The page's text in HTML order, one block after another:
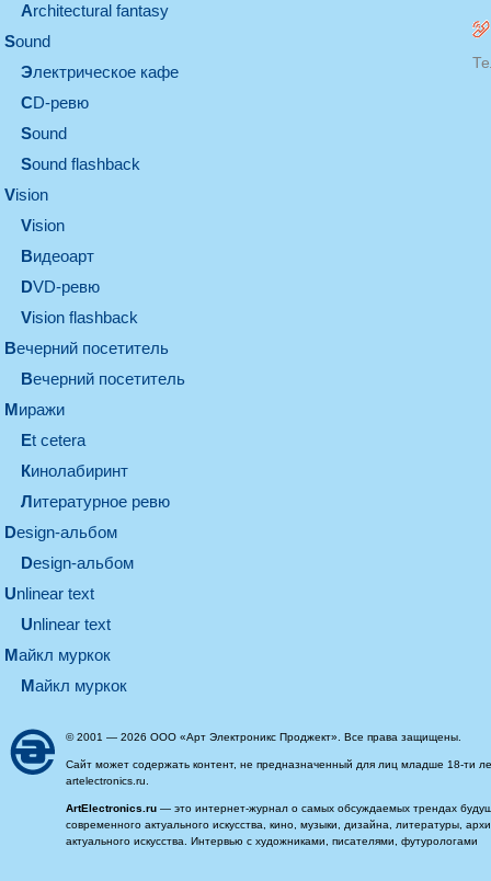
architectural fantasy
sound
электрическое кафе
CD-ревю
sound
Sound flashback
vision
vision
видеоарт
DVD-ревю
Vision flashback
вечерний посетитель
вечерний посетитель
миражи
et cetera
кинолабиринт
литературное ревю
design-альбом
design-альбом
unlinear text
Unlinear text
майкл муркок
майкл муркок
© 2001 — 2026 ООО «Арт Электроникс Проджект». Все права защищены.
Сайт может содержать контент, не предназначенный для лиц младше 18-ти
artelectronics.ru.
ArtElectronics.ru — это интернет-журнал о самых обсуждаемых трендах
современного актуального искусства, кино, музыки, дизайна, литературы,
актуального искусства. Интервью с художниками, писателями, футурологами